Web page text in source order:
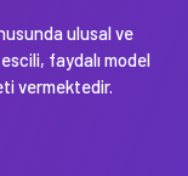
ulusal ve
faydalı model
vermektedir.